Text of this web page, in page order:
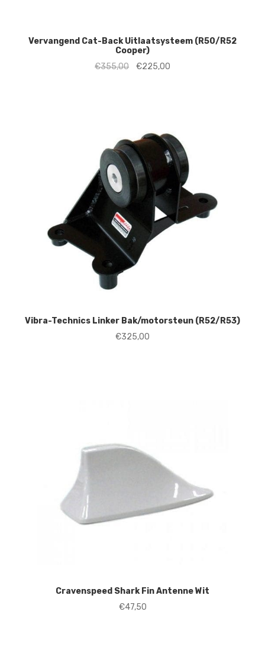
Vervangend Cat-Back Uitlaatsysteem (R50/R52
Cooper)
€355,00
Oorspronkelijke
€225,00Huidige
Vibra-Technics Linker Bak/motorsteun (R52/R53)
€325,00
Cravenspeed Shark Fin Antenne Wit
€47,50